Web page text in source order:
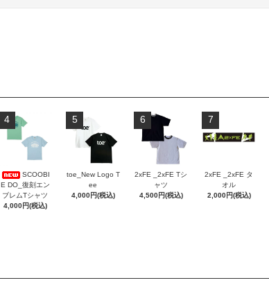
4
SCOOBI
E DO_復刻エン
ブレムTシャツ
4,000円(税込)
5
toe_New Logo T
ee
4,000円(税込)
6
2xFE _2xFE Tシ
ャツ
4,500円(税込)
7
2xFE _2xFE タ
オル
2,000円(税込)